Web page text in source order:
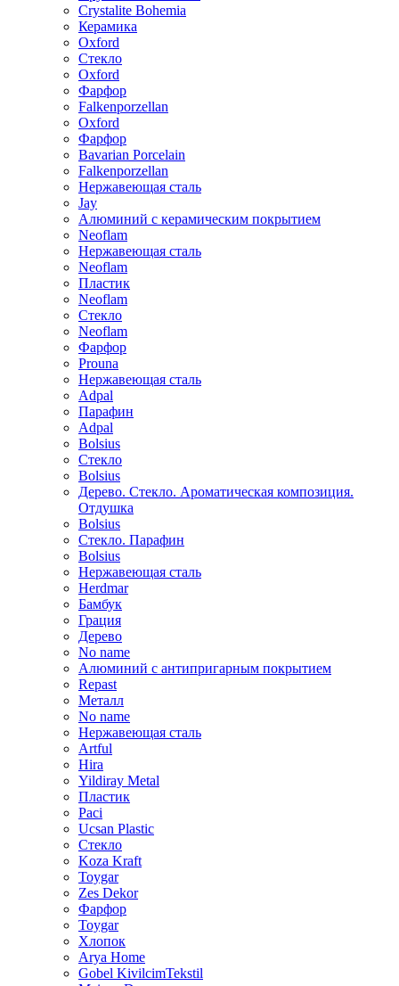
Crystalite Bohemia
Керамика
Oxford
Стекло
Oxford
Фарфор
Falkenporzellan
Oxford
Фарфор
Bavarian Porcelain
Falkenporzellan
Нержавеющая сталь
Jay
Алюминий с керамическим покрытием
Neoflam
Нержавеющая сталь
Neoflam
Пластик
Neoflam
Стекло
Neoflam
Фарфор
Prouna
Нержавеющая сталь
Adpal
Парафин
Adpal
Bolsius
Стекло
Bolsius
Дерево. Стекло. Ароматическая композиция.
Отдушка
Bolsius
Стекло. Парафин
Bolsius
Нержавеющая сталь
Herdmar
Бамбук
Грация
Дерево
No name
Алюминий с антипригарным покрытием
Repast
Металл
No name
Нержавеющая сталь
Artful
Hira
Yildiray Metal
Пластик
Paci
Ucsan Plastic
Стекло
Koza Kraft
Toygar
Zes Dekor
Фарфор
Toygar
Хлопок
Arya Home
Gobel KivilcimTekstil